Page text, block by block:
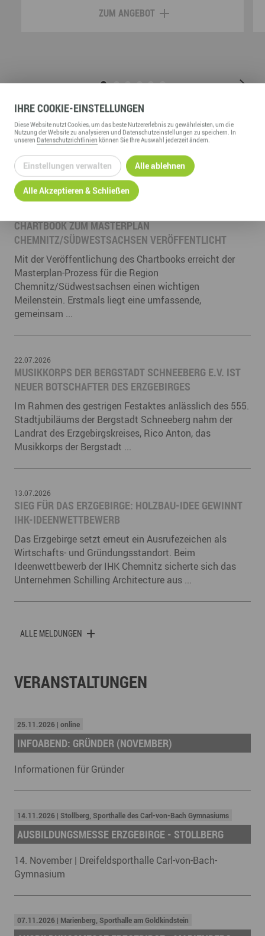
ZUM ANGEBOT
AKTUELLES &
PRESSEMITTEILUNGEN
CHARTBOOK ZUM MASTERPLAN
CHEMNITZ/SÜDWESTSACHSEN VERÖFFENTLICHT
Mit der Veröffentlichung des Chartbooks erreicht der
Masterplan-Prozess für die Region
Chemnitz/Südwestsachsen einen wichtigen
Meilenstein. Erstmals liegt eine umfassende,
gemeinsam ...
22.07.2026
MUSIKKORPS DER BERGSTADT SCHNEEBERG E.V. IST
NEUER BOTSCHAFTER DES ERZGEBIRGES
Im Rahmen des gestrigen Festaktes anlässlich des 555.
Stadtjubiläums der Bergstadt Schneeberg nahm der
Landrat des Erzgebirgskreises, Rico Anton, das
Musikkorps der Bergstadt ...
13.07.2026
SIEG FÜR DAS ERZGEBIRGE: HOLZBAU-IDEE GEWINNT
IHK-IDEENWETTBEWERB
Das Erzgebirge setzt erneut ein Ausrufezeichen als
Wirtschafts- und Gründungsstandort. Beim
Ideenwettbewerb der IHK Chemnitz sicherte sich das
Unternehmen Schilling Architecture aus ...
ALLE MELDUNGEN
VERANSTALTUNGEN
25.11.2026 | online
INFOABEND: GRÜNDER (NOVEMBER)
Informationen für Gründer
14.11.2026 | Stollberg, Sporthalle des Carl-von-Bach Gymnasiums
AUSBILDUNGSMESSE ERZGEBIRGE - STOLLBERG
14. November | Dreifeldsporthalle Carl-von-Bach-
Gymnasium
07.11.2026 | Marienberg, Sporthalle am Goldkindstein
IHRECOOKIE-EINSTELLUNGEN
DieseWebsitenutzt Cookies, um das beste Nutzererlebnis zu gewährleisten, um die
Nutzung derWebsitezu analysieren und Datenschutzeinstellungen zu speichern. In
unseren Datenschutzrichtlinien können Sie Ihre Auswahl jederzeit ändern.
Einstellungen verwalten Alle ablehnen
Alle Akzeptieren & Schließen